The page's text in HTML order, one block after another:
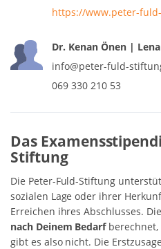
https://www.peter-
Dr. Kenan Önen |
info@peter-fuld-
069 330 210 53
Das
Stiftung
Die Peter-Fuld-Stiftung
sozialen Lage oder ihrer
Erreichen ihres Abschlusses. Die
nach Deinem Bedarfberechnet,
gibt es also nicht. Die